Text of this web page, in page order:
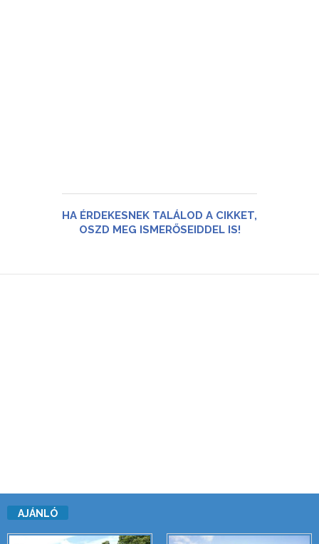
HA ÉRDEKESNEK TALÁLOD A CIKKET,
OSZD MEG ISMERŐSEIDDEL IS!
AJÁNLÓ